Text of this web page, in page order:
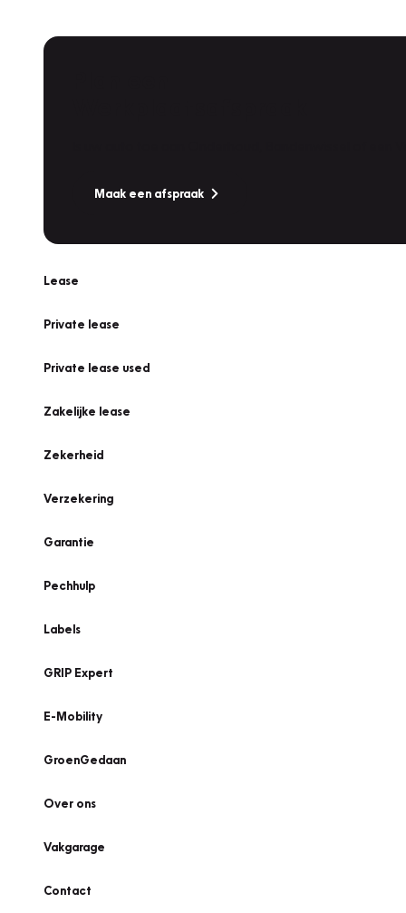
Maak een afspraak
Lease
Private lease
Private lease used
Zakelijke lease
Zekerheid
Verzekering
Garantie
Pechhulp
Labels
GRIP Expert
E-Mobility
GroenGedaan
Over ons
Vakgarage
Contact